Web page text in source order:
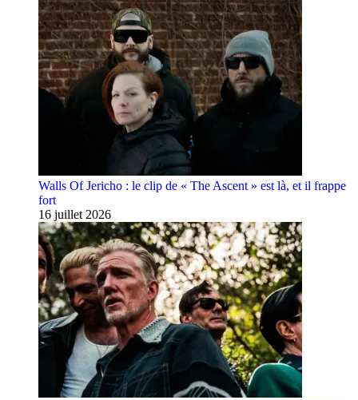
Walls Of Jericho : le clip de « The Ascent » est là, et il frappe
fort
16 juillet 2026